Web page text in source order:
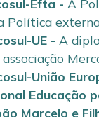
Efta -A
Política
UE -A
União
Educação
Marcelo e